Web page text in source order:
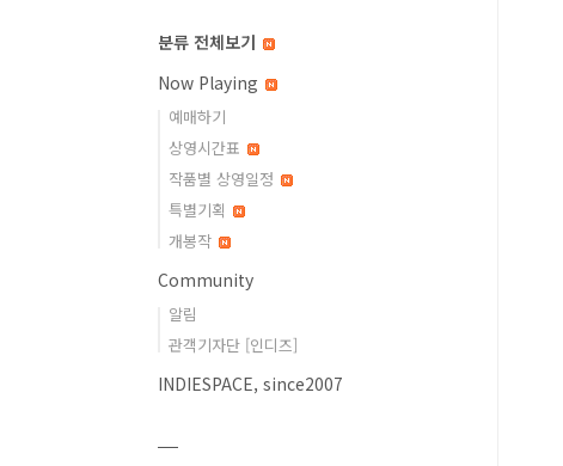
분류 전체보기
Now Playing
예매하기
상영시간표
작품별 상영일정
특별기획
개봉작
Community
알림
관객기자단 [인디즈]
INDIESPACE, since2007